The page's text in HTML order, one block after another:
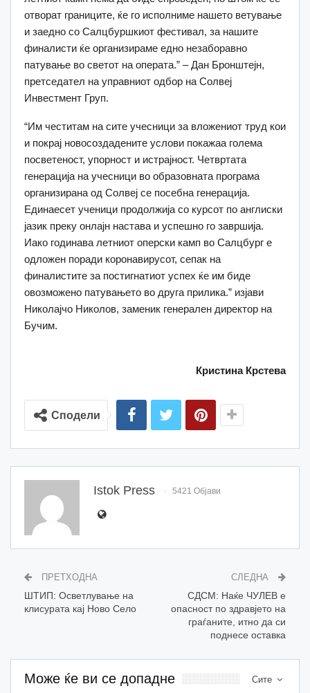
отворат границите, ќе го исполниме нашето ветување
и заедно со Салцбуршкиот фестивал, за нашите
финалисти ќе организираме едно незаборавно
патување во светот на операта.” – Дан Бронштејн,
претседател на управниот одбор на Солвеј
Инвестмент Груп.
“Им честитам на сите учесници за вложениот труд кои
и покрај новосоздадените услови покажаа голема
посветеност, упорност и истрајност. Четвртата
генерација на учесници во образовната програма
организирана од Солвеј се посебна генерација.
Единаесет ученици продолжија со курсот по англиски
јазик преку онлајн настава и успешно го завршија.
Иако годинава летниот оперски камп во Салцбург е
одложен поради коронавирусот, сепак на
финалистите за постигнатиот успех ќе им биде
овозможено патувањето во друга прилика.” изјави
Николајчо Николов, заменик генерален директор на
Бучим.
Кристина Крстева
Сподели
Istok Press 5421 Објави
ПРЕТХОДНА
ШТИП: Осветлување на
клисурата кај Ново Село
СЛЕДНА
СДСМ: Наќе ЧУЛЕВ е
опасност по здравјето на
граѓаните, итно да си
поднесе оставка
Сите
Може ќе ви се допадне